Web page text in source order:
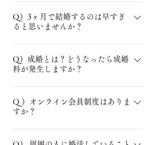
際や本交際に進む際も、直接のやり
進めますので、安心して活動を続け
てくださいね。
A）お見合い後、また会ってお話しし
たいと思われたら仮交際に進みま
す。この時期には、他の方とのお見
から、気になる異性に気持ちがアッ
プした感じと言えば良いでしょう
か。 真剣交際では、結婚を前提とし
たお付き合いが始まります。真剣交
際に入りましたら、他の方とのお見
Q）3ヶ月で結婚するのは早すぎ
ると思いませんか？
A）3ヶ月での成婚は早いと感じる方
も多いですよね。でも、あなたのペ
ースで進めていただければ大丈夫で
間を過ごさずに幸せな結婚を叶える
お手伝いをしています。仮交際から
真剣交際、そして成婚まで、カウン
セラーがしっかりサポートしますの
Q）成婚とは？どうなったら成婚
料が発生しますか？
A）真剣交際を経てプロポーズし、ご
結婚を約束されたお二人が退会のご
報告をしてくださる時、それが成婚
Q ）オンライン会員制度はありま
すか？
A) 会員様は、リアル会員様、オン